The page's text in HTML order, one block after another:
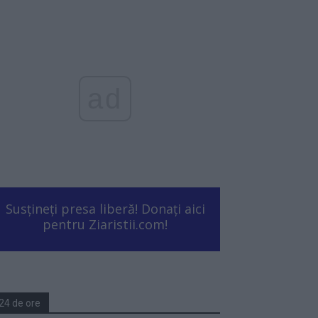
Susțineți presa liberă! Donați aici
pentru Ziaristii.com!
de ore